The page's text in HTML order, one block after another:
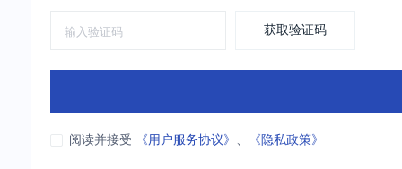
获取验证码
阅读并接受 《用户服务协议》 、 《隐私政策》